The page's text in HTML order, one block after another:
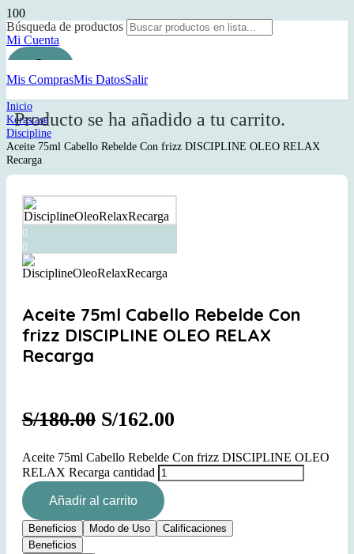
Búsqueda de productos
Mi Cuenta
Mis ComprasMis DatosSalir
Producto se ha añadido a tu carrito.
Inicio
Kérastase
Discipline
Aceite 75ml Cabello Rebelde Con frizz DISCIPLINE OLEO RELAX
Recarga
Aceite 75ml Cabello Rebelde Con
frizz DISCIPLINE OLEO RELAX
Recarga
S/180.00 S/162.00
Aceite 75ml Cabello Rebelde Con frizz DISCIPLINE OLEO
RELAX Recarga cantidad
Añadir al carrito
Beneficios Modo de Uso
Calificaciones
Beneficios